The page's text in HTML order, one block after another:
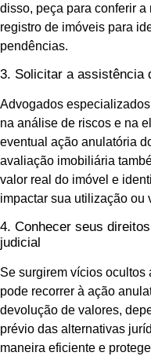
disso, peça para conferir
registro de imóveis para
pendências.
3. Solicitar a assistência
Advogados
na análise de riscos e na
eventual ação anulatória
avaliação imobiliária
valor real do imóvel e
impactar sua utilização ou
4. Conhecer seus
judicial
Se surgirem vícios ocultos
pode recorrer à ação
devolução de valores,
prévio das alternativas
maneira eficiente e